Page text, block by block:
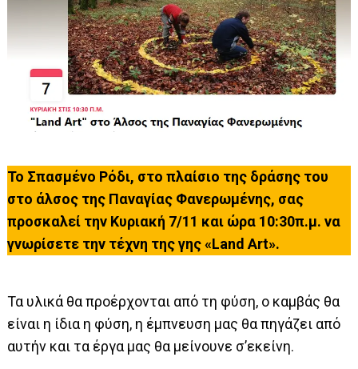
Το Σπασμένο Ρόδι, στο πλαίσιο της δράσης του
στο άλσος της Παναγίας Φανερωμένης, σας
προσκαλεί την Κυριακή 7/11 και ώρα 10:30π.μ. να
γνωρίσετε την τέχνη της γης «Land Art».
Τα υλικά θα προέρχονται από τη φύση, ο καμβάς θα
είναι η ίδια η φύση, η έμπνευση μας θα πηγάζει από
αυτήν και τα έργα μας θα μείνουνε σ’εκείνη.